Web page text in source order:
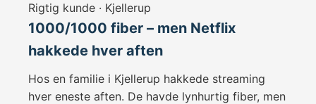
Rigtig kunde · Kjellerup
1000/1000 fiber – men Netflix
hakkede hver aften
Hos en familie i Kjellerup hakkede streaming
hver eneste aften. De havde lynhurtig fiber, men